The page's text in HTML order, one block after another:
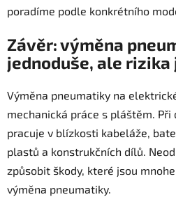
poradíme podle konkrétního
Závěr: výměna
jednoduše, ale
Výměna pneumatiky na
mechanická práce s pláštěm.
pracuje v blízkosti kabeláže,
plastů a konstrukčních dílů.
způsobit škody, které jsou
výměna pneumatiky.